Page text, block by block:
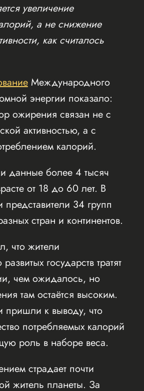
увеличение
а не снижение
как считалось
Международного
энергии показало:
ожирения связан не с
активностью, а с
калорий.
данные более 4 тысяч
от 18 до 60 лет. В
34 групп
стран и континентов.
что жители
государств тратят
чем ожидалось, но
там остаётся высоким.
пришли к выводу, что
потребляемых калорий
роль в наборе веса.
страдает почти
житель планеты. За